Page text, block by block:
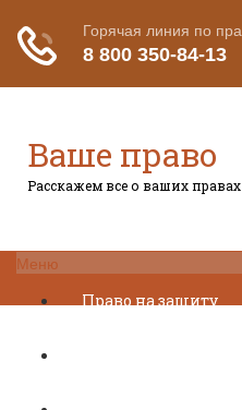
Ваше право
Расскажем все о ваших правах
Меню
Право на защиту